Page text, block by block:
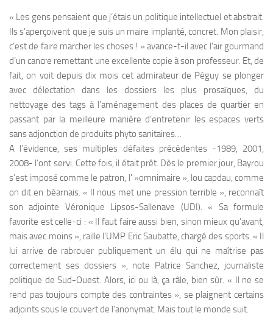
« Les gens pensaient que j’étais un politique intellectuel et abstrait.
Ils s’aperçoivent que je suis un maire implanté, concret. Mon plaisir,
c’est de faire marcher les choses ! » avance-t-il avec l’air gourmand
d’un cancre remettant une excellente copie à son professeur. Et, de
fait, on voit depuis dix mois cet admirateur de Péguy se plonger
avec délectation dans les dossiers les plus prosaïques, du
nettoyage des tags à l’aménagement des places de quartier en
passant par la meilleure manière d’entretenir les espaces verts
sans adjonction de produits phyto sanitaires…
A l’évidence, ses multiples défaites précédentes -1989, 2001,
2008- l’ont servi. Cette fois, il était prêt. Dès le premier jour, Bayrou
s’est imposé comme le patron, l' »omnimaire », lou capdau, comme
on dit en béarnais. « Il nous met une pression terrible », reconnaît
son adjointe Véronique Lipsos-Sallenave (UDI). « Sa formule
favorite est celle-ci : « Il faut faire aussi bien, sinon mieux qu’avant,
mais avec moins », raille l’UMP Eric Saubatte, chargé des sports. « Il
lui arrive de rabrouer publiquement un élu qui ne maîtrise pas
correctement ses dossiers », note Patrice Sanchez, journaliste
politique de Sud-Ouest. Alors, ici ou là, ça râle, bien sûr. « Il ne se
rend pas toujours compte des contraintes », se plaignent certains
adjoints sous le couvert de l’anonymat. Mais tout le monde suit.